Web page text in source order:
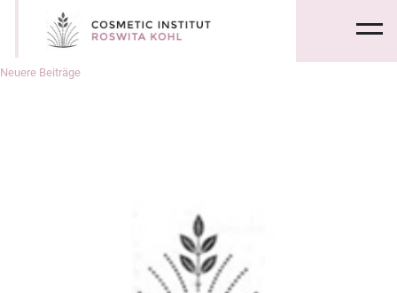
Beitragsnavigation
Neuere Beiträge